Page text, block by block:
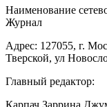
Наименование
Журнал
Адрес: 127055, г.
Тверской, ул
Главный редактор:
Карпач Заррина